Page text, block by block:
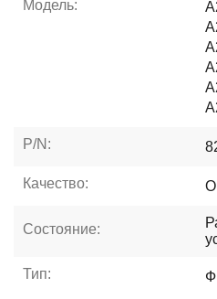
Модель:
P/N:
Качество:
Состояние:
Тип: